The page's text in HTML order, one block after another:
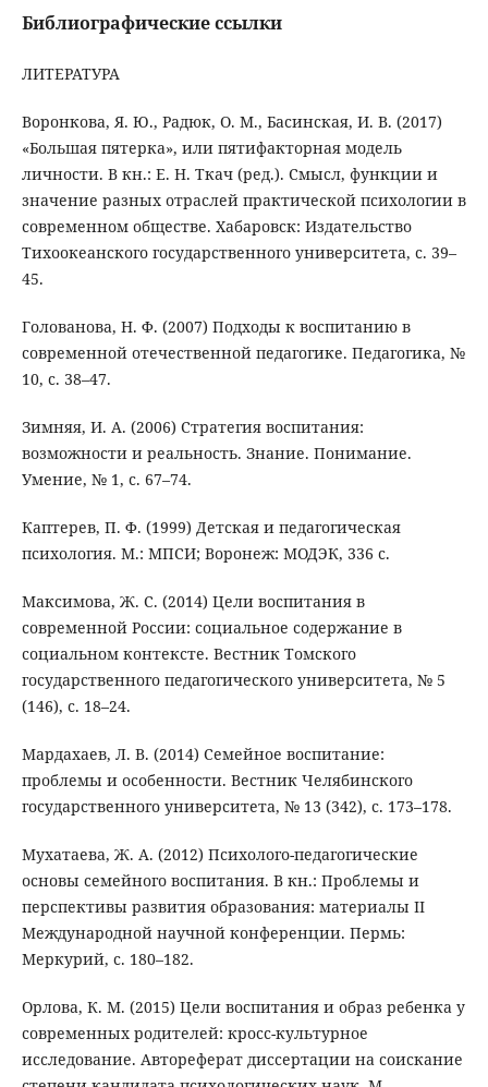
Библиографические ссылки
ЛИТЕРАТУРА
Воронкова, Я. Ю., Радюк, О. М., Басинская, И. В. (2017)
«Большая пятерка», или пятифакторная модель
личности. В кн.: Е. Н. Ткач (ред.). Смысл, функции и
значение разных отраслей практической психологии в
современном обществе. Хабаровск: Издательство
Тихоокеанского государственного университета, с. 39–
45.
Голованова, Н. Ф. (2007) Подходы к воспитанию в
современной отечественной педагогике. Педагогика, №
10, с. 38–47.
Зимняя, И. А. (2006) Стратегия воспитания:
возможности и реальность. Знание. Понимание.
Умение, № 1, с. 67–74.
Каптерев, П. Ф. (1999) Детская и педагогическая
психология. М.: МПСИ; Воронеж: МОДЭК, 336 с.
Максимова, Ж. С. (2014) Цели воспитания в
современной России: социальное содержание в
социальном контексте. Вестник Томского
государственного педагогического университета, № 5
(146), с. 18–24.
Мардахаев, Л. В. (2014) Семейное воспитание:
проблемы и особенности. Вестник Челябинского
государственного университета, № 13 (342), с. 173–178.
Мухатаева, Ж. А. (2012) Психолого-педагогические
основы семейного воспитания. В кн.: Проблемы и
перспективы развития образования: материалы II
Международной научной конференции. Пермь:
Меркурий, с. 180–182.
Орлова, К. М. (2015) Цели воспитания и образ ребенка у
современных родителей: кросс-культурное
исследование. Автореферат диссертации на соискание